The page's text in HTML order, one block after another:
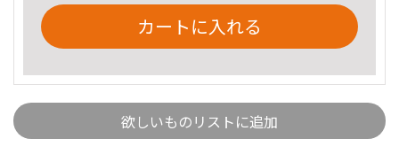
カートに入れる
欲しいものリストに追加